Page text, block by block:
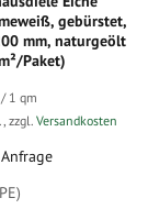
gebürstet,
mm, naturgeölt
Paket)
/ 1 qm
,zzgl.Versandkosten